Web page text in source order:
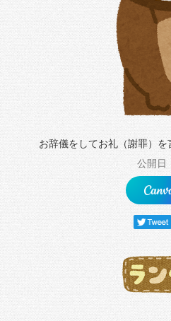
お辞儀をしてお礼（謝罪）を
公開日